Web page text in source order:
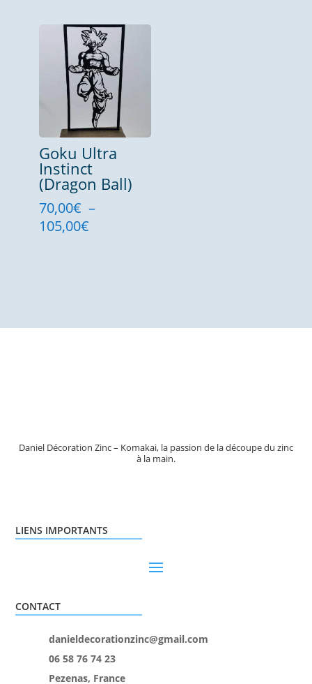
prix :
50,00€
à
200,00€
Goku Ultra
Instinct
(Dragon Ball)
70,00€ –
105,00€Plage
Daniel Décoration Zinc – Komakai, la passion de la découpe du zinc
à la main.
LIENS IMPORTANTS
CONTACT
danieldecorationzinc@gmail.com
06 58 76 74 23
Pezenas, France